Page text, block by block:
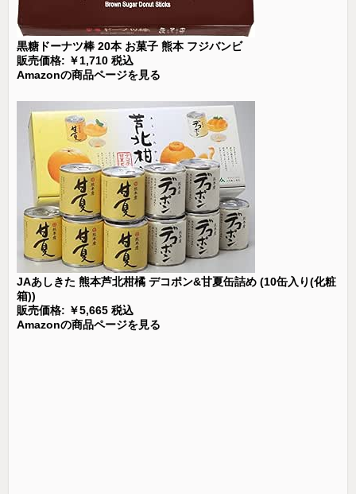
黒糖ドーナツ棒 20本 お菓子 熊本 フジバンビ
販売価格: ￥1,710 税込
Amazonの商品ページを見る
JAあしきた 熊本芦北柑橘 デコポン&甘夏缶詰め (10缶入り(化粧
箱))
販売価格: ￥5,665 税込
Amazonの商品ページを見る